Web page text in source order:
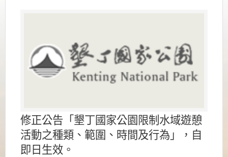
修正公告「墾丁國家公園限制水域遊憩
活動之種類、範圍、時間及行為」，自
即日生效。